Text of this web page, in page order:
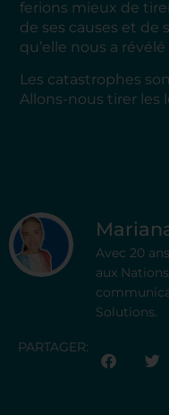
ferions mieux de
de ses causes et de
qu’elle nous a
Les catastrophes
Allons-nous tirer les
Avec 20
aux
Solutions.
PARTAGER: